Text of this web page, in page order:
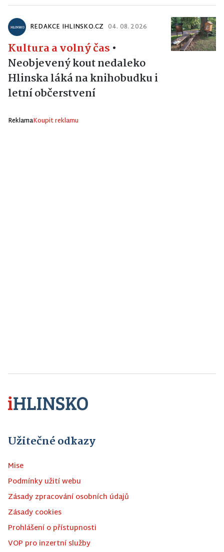
REDAKCE IHLINSKO.CZ 04. 08. 2026
Kultura a volný čas •
Neobjevený kout nedaleko
Hlinska láká na knihobudku i
letní občerstvení
ReklamaKoupit reklamu
Užitečné odkazy
Mise
Podmínky užití webu
Zásady zpracování osobních údajů
Zásady cookies
Prohlášení o přístupnosti
VOP pro inzertní služby